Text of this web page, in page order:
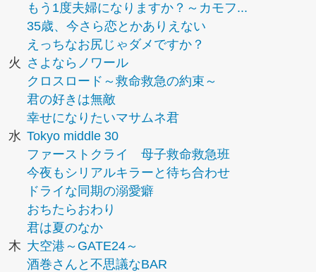
もう1度夫婦になりますか？～カモフ...
35歳、今さら恋とかありえない
えっちなお尻じゃダメですか？
火
さよならノワール
クロスロード～救命救急の約束～
君の好きは無敵
幸せになりたいマサムネ君
水 Tokyo middle 30
ファーストクライ 母子救命救急班
今夜もシリアルキラーと待ち合わせ
ドライな同期の溺愛癖
おちたらおわり
君は夏のなか
木 大空港～GATE24～
酒巻さんと不思議なBAR